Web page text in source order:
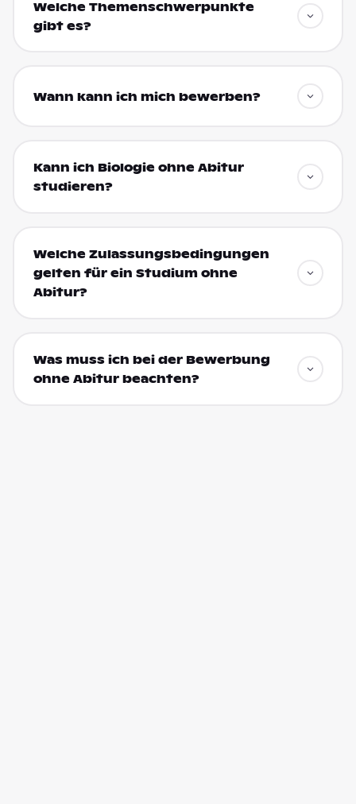
Welche Themenschwerpunkte
gibt es?
Wann kann ich mich bewerben?
Kann ich Biologie ohne Abitur
studieren?
Welche Zulassungsbedingungen
gelten für ein Studium ohne
Abitur?
Was muss ich bei der Bewerbung
ohne Abitur beachten?